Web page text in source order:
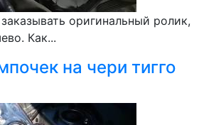
оригинальный ролик,
Как...
на чери тигго